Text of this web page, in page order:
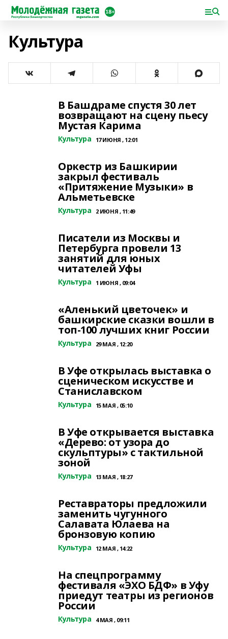
Культура
В Башдраме спустя 30 лет
возвращают на сцену пьесу
Мустая Карима
Культура 17 ИЮНЯ , 12:01
Оркестр из Башкирии
закрыл фестиваль
«Притяжение Музыки» в
Альметьевске
Культура 2 ИЮНЯ , 11:49
Писатели из Москвы и
Петербурга провели 13
занятий для юных
читателей Уфы
Культура 1 ИЮНЯ , 09:04
«Аленький цветочек» и
башкирские сказки вошли в
топ-100 лучших книг России
Культура 29 МАЯ , 12:20
В Уфе открылась выставка о
сценическом искусстве и
Станиславском
Культура 15 МАЯ , 05:10
В Уфе открывается выставка
«Дерево: от узора до
скульптуры» с тактильной
зоной
Культура 13 МАЯ , 18:27
Реставраторы предложили
заменить чугунного
Салавата Юлаева на
бронзовую копию
Культура 12 МАЯ , 14:22
На спецпрограмму
фестиваля «ЭХО БДФ» в Уфу
приедут театры из регионов
России
Культура 4 МАЯ , 09:11